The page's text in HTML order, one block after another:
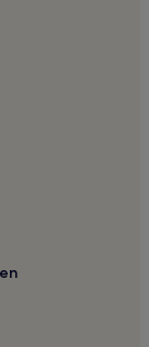
in Shanghai
Hi-Tech Park